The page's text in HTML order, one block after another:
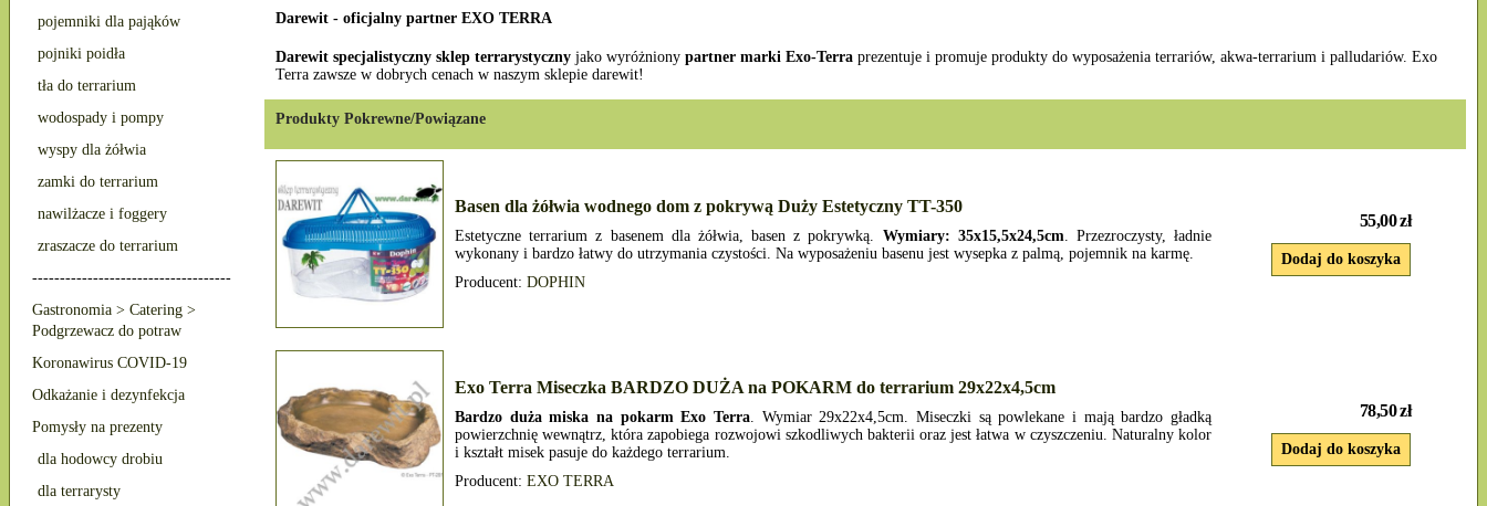
pojemniki dla pająków
pojniki poidła
tła do terrarium
wodospady i pompy
wyspy dla żółwia
zamki do terrarium
nawilżacze i foggery
zraszacze do terrarium
------------------------------------
Gastronomia > Catering >
Podgrzewacz do potraw
Koronawirus COVID-19
Odkażanie i dezynfekcja
Pomysły na prezenty
dla hodowcy drobiu
dla terrarysty
Darewit - oficjalny partner EXO TERRA
Darewit specjalistyczny sklep terrarystyczny jako wyróżniony partner marki Exo-Terra prezentuje i promuje produkty do wyposażenia terrariów, akwa-terrarium i palludariów. Exo
Terra zawsze w dobrych cenach w naszym sklepie darewit!
Produkty Pokrewne/Powiązane
Basen dla żółwia wodnego dom z pokrywą Duży Estetyczny TT-350
Estetyczne terrarium z basenem dla żółwia, basen z pokrywką. Wymiary: 35x15,5x24,5cm . Przezroczysty, ładnie
wykonany i bardzo łatwy do utrzymania czystości. Na wyposażeniu basenu jest wysepka z palmą, pojemnik na karmę.
Producent: DOPHIN
55,00 zł
Exo Terra Miseczka BARDZO DUŻA na POKARM do terrarium 29x22x4,5cm
Bardzo duża miska na pokarm Exo Terra . Wymiar 29x22x4,5cm. Miseczki są powlekane i mają bardzo gładką
powierzchnię wewnątrz, która zapobiega rozwojowi szkodliwych bakterii oraz jest łatwa w czyszczeniu. Naturalny kolor
i kształt misek pasuje do każdego terrarium.
Producent: EXO TERRA
78,50 zł